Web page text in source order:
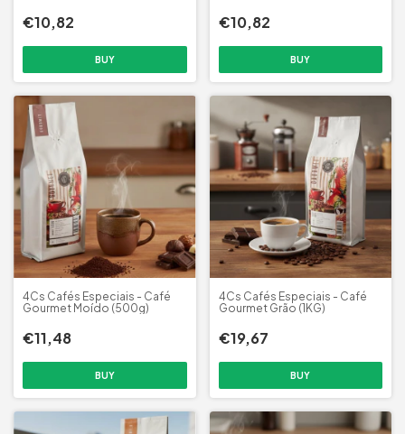
€10,82 €10,82
4Cs Cafés Especiais - Café
Gourmet Moído (500g)
€11,48
4Cs Cafés Especiais - Café
Gourmet Grão (1KG)
€19,67